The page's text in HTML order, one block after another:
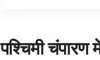
पश्चिमी चंपारण